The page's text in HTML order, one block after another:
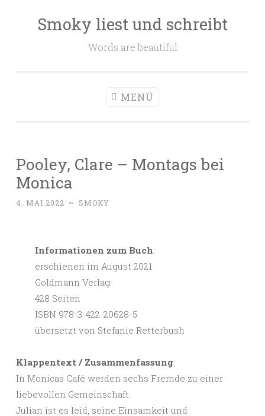
Smoky liest und schreibt
Words are beautiful
MENÜ
Pooley, Clare – Montags bei
Monica
4. MAI 2022 ~ SMOKY
Informationen zum Buch:
erschienen im August 2021
Goldmann Verlag
428 Seiten
ISBN 978-3-422-20628-5
übersetzt von Stefanie Retterbush
Klappentext / Zusammenfassung:
In Monicas Café werden sechs Fremde zu einer
liebevollen Gemeinschaft.
Julian ist es leid, seine Einsamkeit und